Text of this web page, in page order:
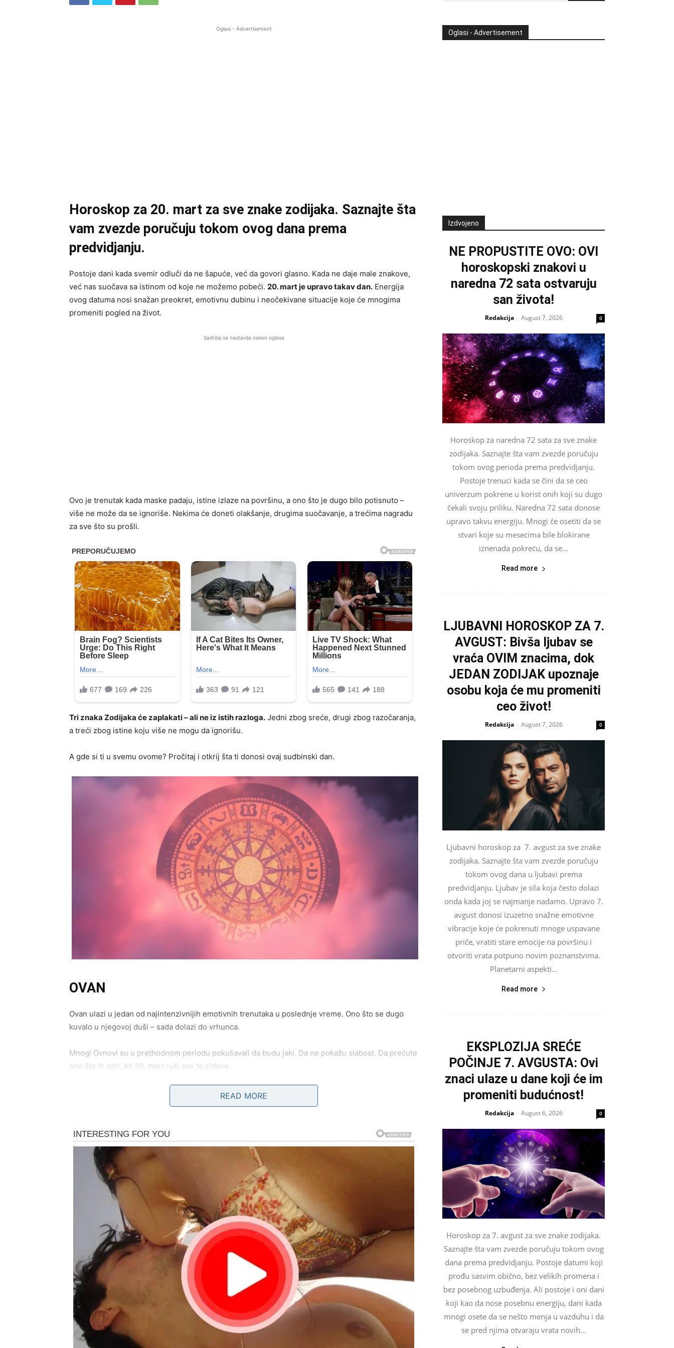
Oglasi - Advertisement
Horoskop za 20. mart za sve znake zodijaka. Saznajte šta
vam zvezde poručuju tokom ovog dana prema
predvidjanju.
Postoje dani kada svemir odluči da ne šapuće, već da govori glasno. Kada ne daje male znakove,
već nas suočava sa istinom od koje ne možemo pobeći. 20. mart je upravo takav dan. Energija
ovog datuma nosi snažan preokret, emotivnu dubinu i neočekivane situacije koje će mnogima
promeniti pogled na život.
Sadržaj se nastavlja nakon oglasa
Ovo je trenutak kada maske padaju, istine izlaze na površinu, a ono što je dugo bilo potisnuto –
više ne može da se ignoriše. Nekima će doneti olakšanje, drugima suočavanje, a trećima nagradu
za sve što su prošli.
Tri znaka Zodijaka će zaplakati – ali ne iz istih razloga. Jedni zbog sreće, drugi zbog razočaranja,
a treći zbog istine koju više ne mogu da ignorišu.
A gde si ti u svemu ovome? Pročitaj i otkrij šta ti donosi ovaj sudbinski dan.
OVAN
Ovan ulazi u jedan od najintenzivnijih emotivnih trenutaka u poslednje vreme. Ono što se dugo
kuvalo u njegovoj duši – sada dolazi do vrhunca.
Mnogi Ovnovi su u prethodnom periodu pokušavali da budu jaki. Da ne pokažu slabost. Da prećute
ono što ih boli. Ali 20. mart ruši sve te zidove.
istinu koju više ne možeš da ignorišeš.
emocije za koje si mislio da su prošlost.
Za neke Ovnove, suze će doći zbog – jer će shvatiti da neko nije bio iskren.
Za druge, suze će biti – jer će konačno skinuti teret sa srca.
Važno je da ne bežiš. Ovaj put, moraš da pogledaš istini u oči.
Jer iza tih suza – dolazi snaga kakvu nisi imao dugo.
BIK
Bik ulazi u mirniji, ali duboko transformativan period. Iako 20. mart neće doneti nagle šokove kao
nekim drugim znacima, doneće
unutrašnje buđenje
Možeš shvatiti da više ne želiš ono što si do juče smatrao sigurnim.
READ MORE
Oglasi - Advertisement
Izdvojeno
NE PROPUSTITE OVO: OVI
horoskopski znakovi u
naredna 72 sata ostvaruju
san života!
Redakcija - August 7, 2026 0
Horoskop za naredna 72 sata za sve znake
zodijaka. Saznajte šta vam zvezde poručuju
tokom ovog perioda prema predvidjanju.
Postoje trenuci kada se čini da se ceo
univerzum pokrene u korist onih koji su dugo
čekali svoju priliku. Naredna 72 sata donose
upravo takvu energiju. Mnogi će osetiti da se
stvari koje su mesecima bile blokirane
iznenada pokreću, da se...
Read more
LJUBAVNI HOROSKOP ZA 7.
AVGUST: Bivša ljubav se
vraća OVIM znacima, dok
JEDAN ZODIJAK upoznaje
osobu koja će mu promeniti
ceo život!
Redakcija - August 7, 2026 0
Ljubavni horoskop za 7. avgust za sve znake
zodijaka. Saznajte šta vam zvezde poručuju
tokom ovog dana u ljubavi prema
predvidjanju. Ljubav je sila koja često dolazi
onda kada joj se najmanje nadamo. Upravo 7.
avgust donosi izuzetno snažne emotivne
vibracije koje će pokrenuti mnoge uspavane
priče, vratiti stare emocije na površinu i
otvoriti vrata potpuno novim poznanstvima.
Planetarni aspekti...
Read more
EKSPLOZIJA SREĆE
POČINJE 7. AVGUSTA: Ovi
znaci ulaze u dane koji će im
promeniti budućnost!
Redakcija - August 6, 2026 0
Horoskop za 7. avgust za sve znake zodijaka.
Saznajte šta vam zvezde poručuju tokom ovog
dana prema predvidjanju. Postoje datumi koji
prođu sasvim obično, bez velikih promena i
bez posebnog uzbuđenja. Ali postoje i oni dani
koji kao da nose posebnu energiju, dani kada
mnogi osete da se nešto menja u vazduhu i da
se pred njima otvaraju vrata novih...